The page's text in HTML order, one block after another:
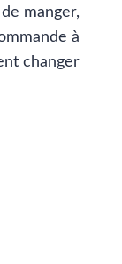
manger,
à
changer